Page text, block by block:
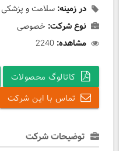
در زمینه: سلامت و پزشکی
نوع شرکت: خصوصی
مشاهده: 2240
کاتالوگ محصولات
تماس با این شرکت
توضیحات شرکت